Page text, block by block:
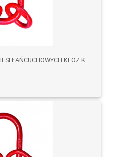
ZESTAW OGNIWOWY DO ZAWIESI ŁAŃCUCHOWYCH KLOZ KL.8